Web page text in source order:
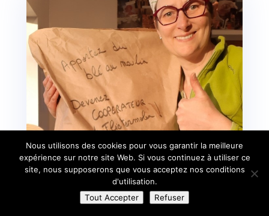
Apportez du blé au moulin!
Les coulisses
Flietermolen, le moulin où j'achète mes farines
Nous utilisons des cookies pour vous garantir la meilleure
expérience sur notre site Web. Si vous continuez à utiliser ce
site, nous supposerons que vous acceptez nos conditions
d'utilisation.
Tout Accepter
Refuser